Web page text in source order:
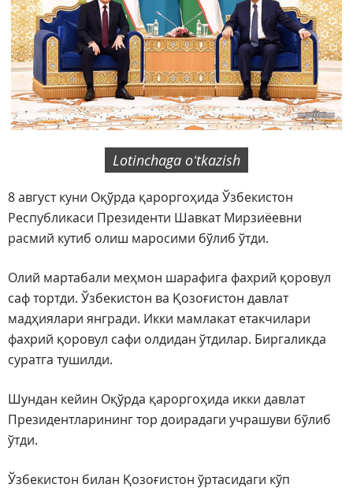
Lotinchaga oʻtkazish
8 август куни Оқўрда қароргоҳида Ўзбекистон
Республикаси Президенти Шавкат Мирзиёевни
расмий кутиб олиш маросими бўлиб ўтди.
Олий мартабали меҳмон шарафига фахрий қоровул
саф тортди. Ўзбекистон ва Қозоғистон давлат
мадҳиялари янгради. Икки мамлакат етакчилари
фахрий қоровул сафи олдидан ўтдилар. Биргаликда
суратга тушилди.
Шундан кейин Оқўрда қароргоҳида икки давлат
Президентларининг тор доирадаги учрашуви бўлиб
ўтди.
Ўзбекистон билан Қозоғистон ўртасидаги кўп